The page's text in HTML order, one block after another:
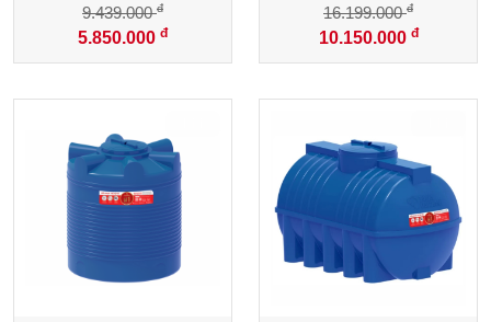
5.850.000 đ
9.439.000đ
10.150.000 đ
16.199.000đ